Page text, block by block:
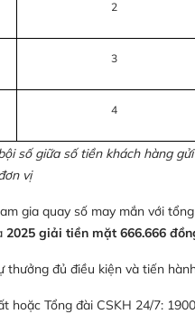
2
3
4
số giữa số tiền khách hàng
vị
gia quay số may mắn với
2025 giải tiền mặt 666.666
đủ điều kiện và tiến
hoặc Tổng đài CSKH 24/7: